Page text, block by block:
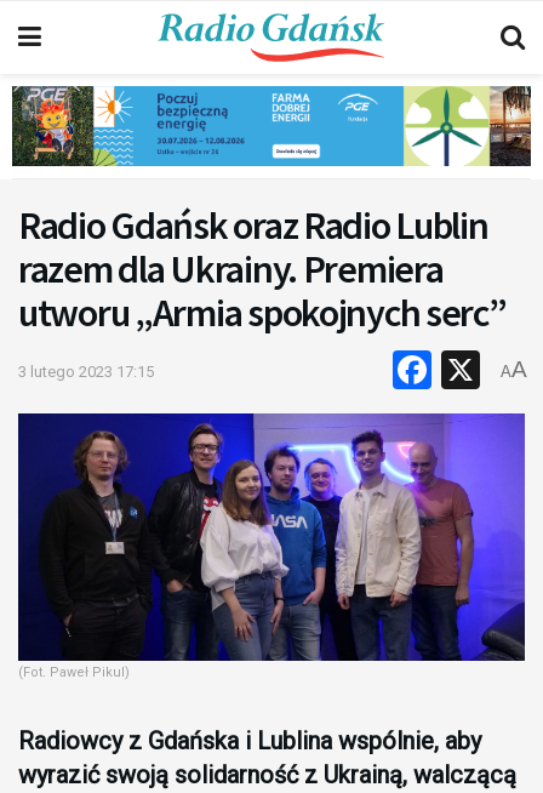
Radio Gdańsk oraz Radio Lublin
razem dla Ukrainy. Premiera
utworu „Armia spokojnych serc”
3 lutego 2023 17:15 X
AA
(Fot. Paweł Pikul)
Radiowcy z Gdańska i Lublina wspólnie, aby
wyrazić swoją solidarność z Ukrainą, walczącą